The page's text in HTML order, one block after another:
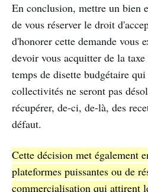
En conclusion, mettre un bien
de vous réserver le droit
d'honorer cette demande vous
devoir vous acquitter de la
temps de disette budgétaire
collectivités ne seront pas
récupérer, de-ci, de-là, des
défaut.
Cette décision met également
plateformes puissantes ou de
commercialisation qui attirent